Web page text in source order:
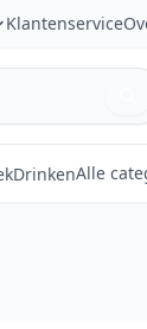
Klantenservice
DrinkenAlle